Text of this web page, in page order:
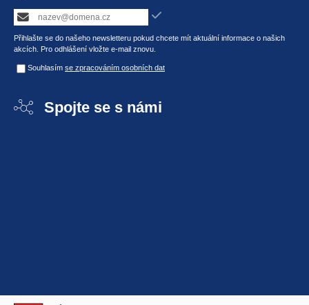
Přihlašte se do našeho newsletteru pokud chcete mít aktuální informace o našich
akcích. Pro odhlášení vložte e-mail znovu.
Souhlasím se zpracováním osobních dat
Spojte se s námi